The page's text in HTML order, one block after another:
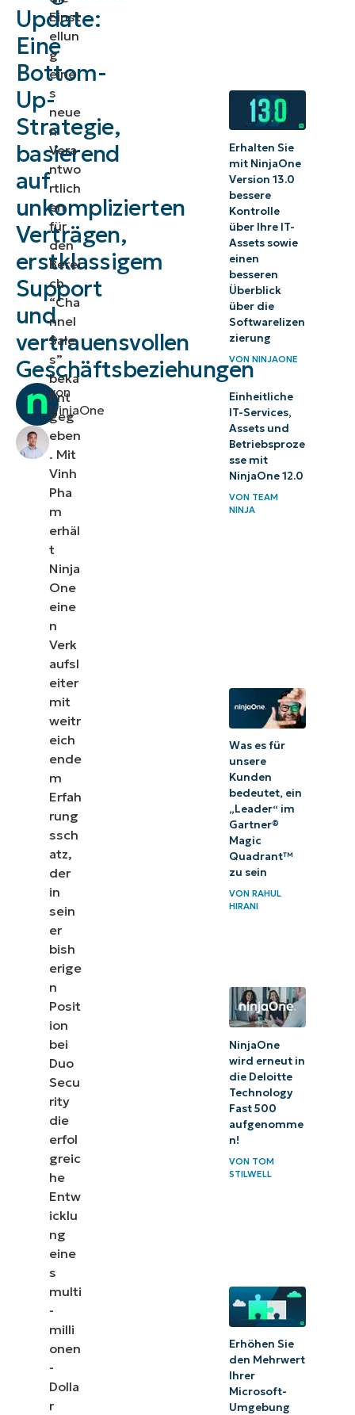
Update:
Eine
Bottom-
Up-
Strategie,
basierend
auf
unkomplizierten
Verträgen,
erstklassigem
Support
und
vertrauensvollen
Geschäftsbeziehungen
von
NinjaOne
Einst
ellun
g
eine
s
neue
n
Vera
ntwo
rtlich
en
für
den
Berei
ch
“Cha
nnel
Sale
s”
beka
nnt
geg
eben
. Mit
Vinh
Pha
m
erhäl
t
Ninja
One
eine
n
Verk
aufsl
eiter
mit
weitr
eich
ende
m
Erfah
rung
ssch
atz,
der
in
sein
er
bish
erige
n
Posit
ion
bei
Duo
Secu
rity
die
erfol
greic
he
Entw
icklu
ng
eine
s
multi
-
milli
onen
-
Dolla
r
Erhalten Sie
mit NinjaOne
Version 13.0
bessere
Kontrolle
über Ihre IT-
Assets sowie
einen
besseren
Überblick
über die
Softwarelizen
zierung
VON NINJAONE
Einheitliche
IT-Services,
Assets und
Betriebsproze
sse mit
NinjaOne 12.0
VON TEAM
NINJA
Was es für
unsere
Kunden
bedeutet, ein
„Leader“ im
Gartner®
Magic
Quadrant™
zu sein
VON RAHUL
HIRANI
NinjaOne
wird erneut in
die Deloitte
Technology
Fast 500
aufgenomme
n!
VON TOM
STILWELL
Erhöhen Sie
den Mehrwert
Ihrer
Microsoft-
Umgebung